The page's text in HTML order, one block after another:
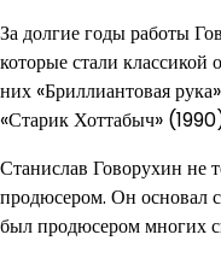
За долгие годы работы
которые стали классикой
них «Бриллиантовая
«Старик Хоттабыч»
Станислав Говорухин не
продюсером. Он основал
был продюсером многих